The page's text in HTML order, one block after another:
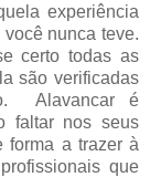
experiência
nunca teve.
certo todas as
são verificadas
Alavancar é
faltar nos seus
forma a trazer à
que